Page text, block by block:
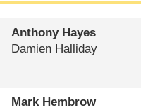
Anthony Hayes
Damien Halliday
Mark Hembrow